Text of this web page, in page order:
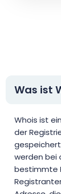
Was ist
Whois ist
der
werden bei
bestimmte